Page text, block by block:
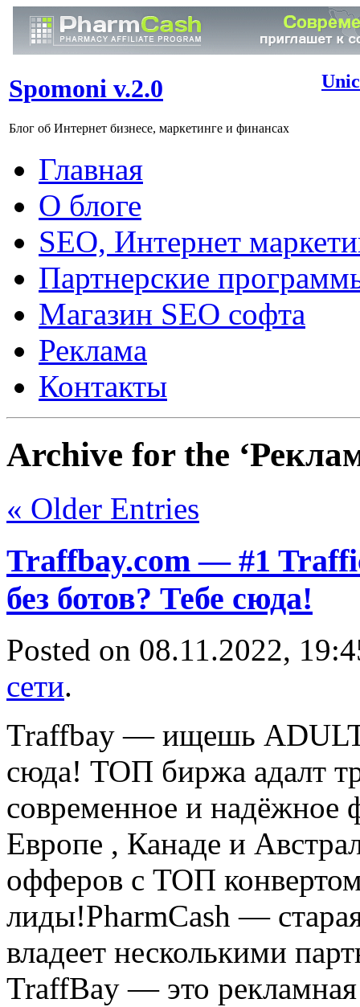
Spomoni v.2.0
Блог об Интернет бизнесе, маркетинге и финансах
Главная
О блоге
SEO, Интернет
Партнерские
Магазин SEO софта
Реклама
Контакты
Archive for the
« Older Entries
Traffbay.com — #1
без ботов? Тебе сюда!
Posted on 08.11.2022,
сети.
Traffbay — ищешь ADULT
сюда! ТОП биржа адалт
современное и
Европе , Канаде и
офферов с ТОП
лиды!PharmCash —
владеет несколькими
TraffBay — это